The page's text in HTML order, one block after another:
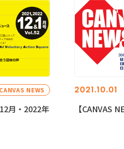
NEWS
月・2022年
2021.10.01
【CANVAS